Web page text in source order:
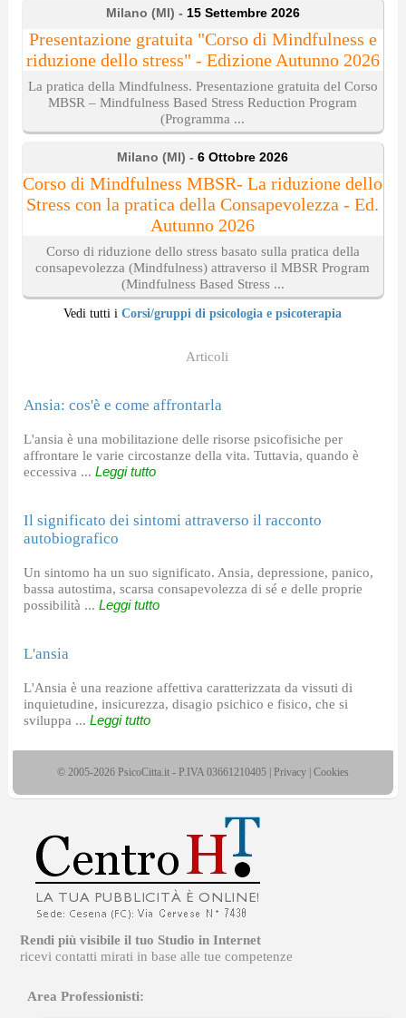
Milano (MI) - 15 Settembre 2026
Presentazione gratuita "Corso di Mindfulness e
riduzione dello stress" - Edizione Autunno 2026
La pratica della Mindfulness. Presentazione gratuita del Corso
MBSR – Mindfulness Based Stress Reduction Program
(Programma ...
Milano (MI) -6 Ottobre 2026
Corso di Mindfulness MBSR- La riduzione dello
Stress con la pratica della Consapevolezza - Ed.
Autunno 2026
Corso di riduzione dello stress basato sulla pratica della
consapevolezza (Mindfulness) attraverso il MBSR Program
(Mindfulness Based Stress ...
Vedi tutti iCorsi/gruppi di psicologia e psicoterapia
Articoli
Ansia: cos'è e come affrontarla
L'ansia è una mobilitazione delle risorse psicofisiche per
affrontare le varie circostanze della vita. Tuttavia, quando è
eccessiva ... Leggi tutto
Il significato dei sintomi attraverso il racconto
autobiografico
Un sintomo ha un suo significato. Ansia, depressione, panico,
bassa autostima, scarsa consapevolezza di sé e delle proprie
possibilità ... Leggi tutto
L'ansia
L'Ansia è una reazione affettiva caratterizzata da vissuti di
inquietudine, insicurezza, disagio psichico e fisico, che si
sviluppa ... Leggi tutto
© 2005-2026 PsicoCitta.it - P.IVA 03661210405 | Privacy Cookies
Rendi più visibile il tuo Studio in Internet
ricevi contatti mirati in base alle tue competenze
Area Professionisti: